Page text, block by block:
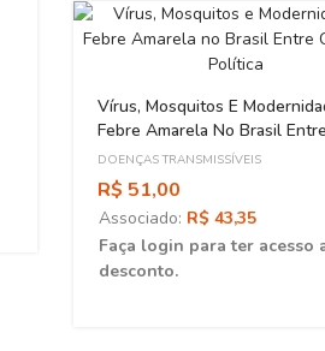
Vírus, Mosquitos E
Febre Amarela No Brasil Entre
Ciência E Política
DOENÇAS TRANSMISSÍVEIS
R$ 51,00
Associado: R$ 43,35
Faça login para ter acesso
desconto.